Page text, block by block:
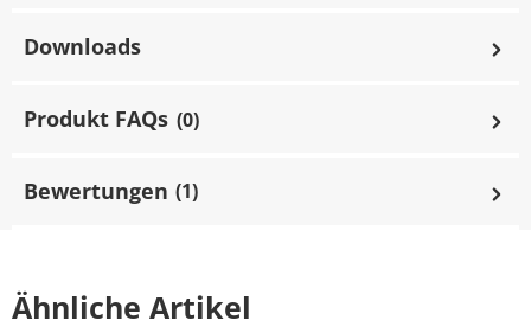
Ähnliche Artikel
Downloads
Produkt FAQs (0)
Bewertungen (1)